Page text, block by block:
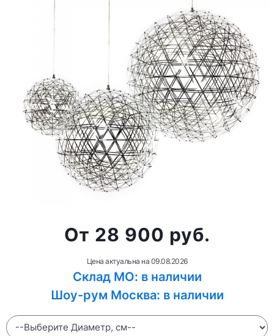
от 28 900 руб.
Цена актуальна на 09.08.2026
Склад МО: в наличии
Шоу-рум Москва: в наличии